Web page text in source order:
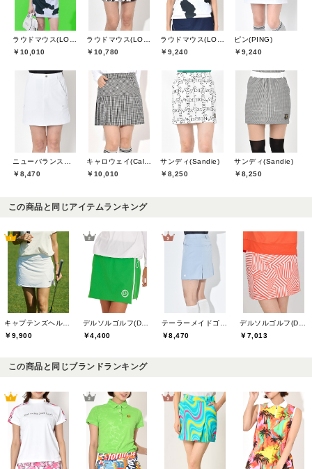
￥10,010
￥10,780
￥9,240
ピン(PING)
￥9,240
￥8,470
￥10,010
サンディ(Sandie)
￥8,250
サンディ(Sandie)
￥8,250
この商品と同じアイテムランキング
￥9,900
￥4,400
￥8,470
￥7,013
この商品と同じブランドランキング